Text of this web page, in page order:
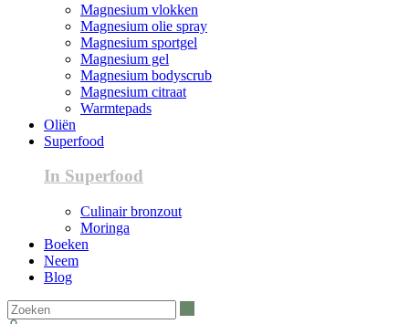
Magnesium vlokken
Magnesium olie spray
Magnesium sportgel
Magnesium gel
Magnesium bodyscrub
Magnesium citraat
Warmtepads
Oliën
Superfood
In Superfood
Culinair bronzout
Moringa
Boeken
Neem
Blog